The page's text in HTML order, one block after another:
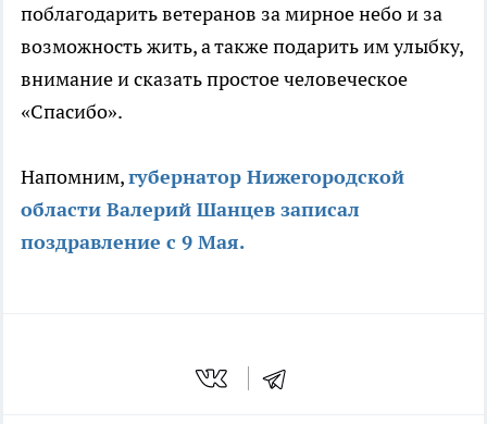
поблагодарить ветеранов за мирное небо и за
возможность жить, а также подарить им улыбку,
внимание и сказать простое человеческое
«Спасибо».
Напомним,губернатор Нижегородской
области Валерий Шанцев записал
поздравление с 9 Мая.